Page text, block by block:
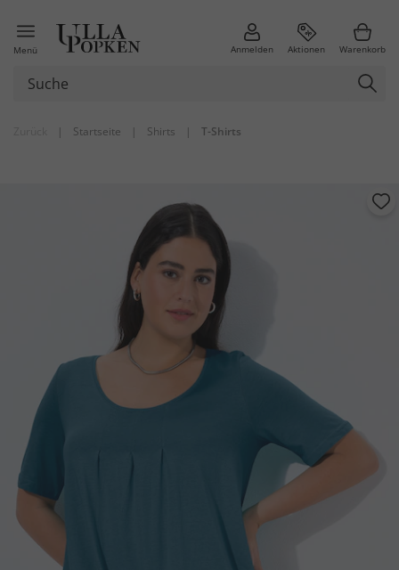
Menü Anmelden Aktionen Warenkorb
| Startseite | Shirts | T-Shirts